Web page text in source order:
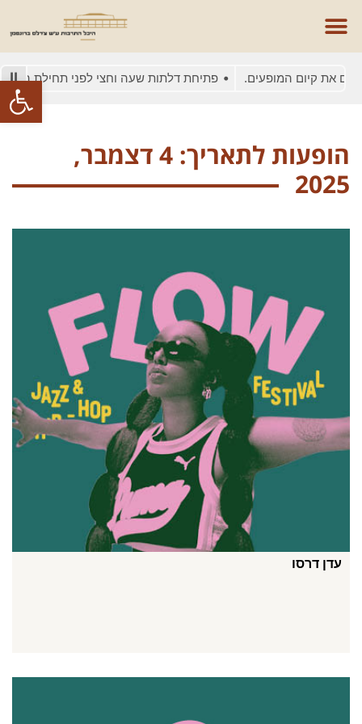
פתח את קיום המופעים. פתיחת דלתות שעה וחצי לפני תחילת המופע
הופעות לתאריך: 4 דצמבר,
2025
עדן דרסו